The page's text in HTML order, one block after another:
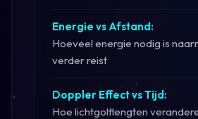
Energie vs Afstand:
Hoeveel energie nodig is
verder reist
Doppler Effect vs Tijd:
Hoe lichtgolflengten